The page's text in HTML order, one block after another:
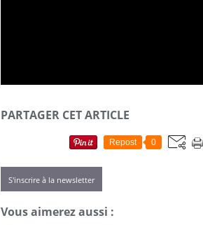
PARTAGER CET ARTICLE
Repost 0
S'inscrire à la newsletter
Vous aimerez aussi :